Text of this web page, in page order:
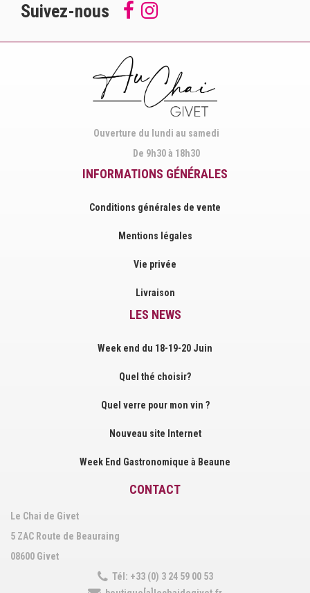
Suivez-nous
Follow
us
Facebook
Suivez-
nous
Instagram
Ouverture du lundi au samedi
De 9h30 à 18h30
INFORMATIONS GÉNÉRALES
Conditions générales de vente
Mentions légales
Vie privée
Livraison
LES NEWS
Week end du 18-19-20 Juin
Quel thé choisir?
Quel verre pour mon vin ?
Nouveau site Internet
Week End Gastronomique à Beaune
CONTACT
Le Chai de Givet
5 ZAC Route de Beauraing
08600 Givet
Tél: +33 (0) 3 24 59 00 53